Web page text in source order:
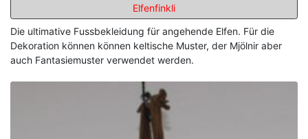
Elfenfinkli
Die ultimative Fussbekleidung für angehende Elfen. Für die
Dekoration können können keltische Muster, der Mjölnir aber
auch Fantasiemuster verwendet werden.